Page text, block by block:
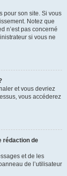
pour son site. Si vous
Notez que
n’est pas concerné
si vous ne
et vous devriez
vous accéderez
rédaction de
et de les
de l’utilisateur